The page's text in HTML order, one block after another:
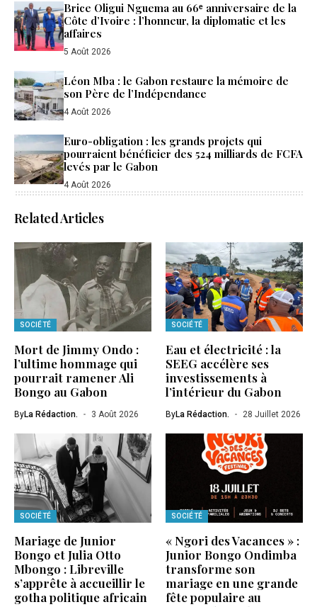
Brice Oligui Nguema au 66ᵉ anniversaire de la
Côte d’Ivoire : l’honneur, la diplomatie et les
affaires
5 Août 2026
Léon Mba : le Gabon restaure la mémoire de
son Père de l’Indépendance
4 Août 2026
Euro-obligation : les grands projets qui
pourraient bénéficier des 524 milliards de FCFA
levés par le Gabon
4 Août 2026
Related Articles
SOCIÉTÉ
Mort de Jimmy Ondo :
l’ultime hommage qui
pourrait ramener Ali
Bongo au Gabon
ByLa Rédaction. 3 Août 2026
SOCIÉTÉ
Eau et électricité : la
SEEG accélère ses
investissements à
l’intérieur du Gabon
ByLa Rédaction. 28 Juillet 2026
SOCIÉTÉ
Mariage de Junior
Bongo et Julia Otto
Mbongo : Libreville
s’apprête à accueillir le
gotha politique africain
SOCIÉTÉ
« Ngori des Vacances » :
Junior Bongo Ondimba
transforme son
mariage en une grande
fête populaire au